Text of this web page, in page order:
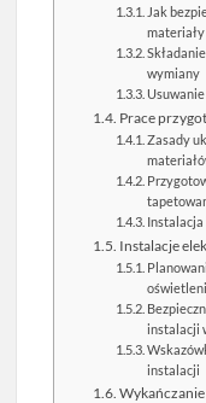
Jak
materiały
wymiany
Prace
Zasady
Instalacje
instalacji
instalacji